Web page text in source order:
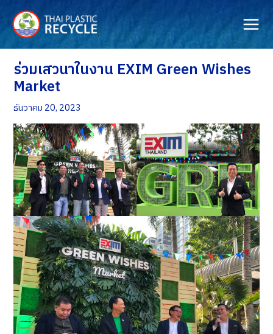
content
ร่วมเสวนาในงาน EXIM Green Wishes
Market
ธันวาคม 20, 2023